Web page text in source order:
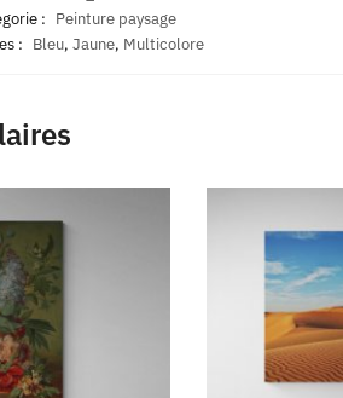
: Peinture paysage
: Bleu, Jaune, Multicolore